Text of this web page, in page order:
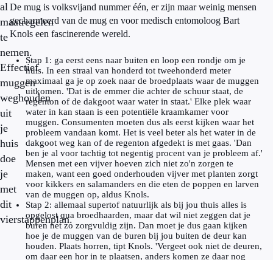
al
maatregelen
te
nemen.
Effectief
muggen
weghouden
uit
je
huis
doe
je
met
dit
vierstappenplan.
De mug is volksvijand nummer één, er zijn maar weinig mensen
gecharmeerd van de mug en voor medisch entomoloog Bart
Knols een fascinerende wereld.
Stap 1: ga eerst eens naar buiten en loop een rondje om je
huis. In een straal van honderd tot tweehonderd meter
maximaal ga je op zoek naar de broedplaats waar de muggen
uitkomen. 'Dat is de emmer die achter de schuur staat, de
regenton of de dakgoot waar water in staat.' Elke plek waar
water in kan staan is een potentiële kraamkamer voor
muggen. Consumenten moeten dus als eerst kijken waar het
probleem vandaan komt. Het is veel beter als het water in de
dakgoot weg kan of de regenton afgedekt is met gaas. 'Dan
ben je al voor tachtig tot negentig procent van je probleem af.'
Mensen met een vijver hoeven zich niet zo'n zorgen te
maken, want een goed onderhouden vijver met planten zorgt
voor kikkers en salamanders en die eten de poppen en larven
van de muggen op, aldus Knols.
Stap 2: allemaal supertof natuurlijk als bij jou thuis alles is
opgelost qua broedhaarden, maar dat wil niet zeggen dat je
buren net zo zorgvuldig zijn. Dan moet je dus gaan kijken
hoe je de muggen van de buren bij jou buiten de deur kan
houden. Plaats horren, tipt Knols. 'Vergeet ook niet de deuren,
om daar een hor in te plaatsen, anders komen ze daar nog